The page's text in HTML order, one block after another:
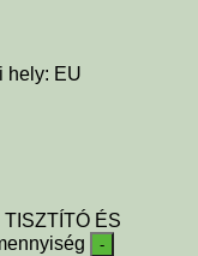
hely: EU
ÉS
-